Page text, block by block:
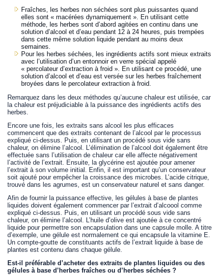
Fraîches, les herbes non séchées sont plus puissantes quand
elles sont « macérées dynamiquement ». En utilisant cette
méthode, les herbes sont d’abord agitées en continu dans une
solution d’alcool et d’eau pendant 12 à 24 heures, puis trempées
dans cette même solution liquide pendant au moins deux
semaines.
Pour les herbes séchées, les ingrédients actifs sont mieux extraits
avec l’utilisation d’un entonnoir en verre spécial appelé
« percolateur d’extraction à froid ». En utilisant ce procédé, une
solution d’alcool et d’eau est versée sur les herbes fraîchement
broyées dans le percolateur extraction à froid.
Remarquez dans les deux méthodes qu’aucune chaleur est utilisée, car
la chaleur est préjudiciable à la puissance des ingrédients actifs des
herbes.
Encore une fois, les extraits sans alcool les plus efficaces
commencent que des extraits contenant de l’alcool par le processus
expliqué ci-dessus. Puis, en utilisant un procédé sous vide sans
chaleur, on élimine l’alcool. L’élimination de l’alcool doit également être
effectuée sans l’utilisation de chaleur car elle affecte négativement
l’activité de l’extrait. Ensuite, la glycérine est ajoutée pour amener
l’extrait à son volume initial. Enfin, il est important qu’un conservateur
soit ajouté pour empêcher la croissance des microbes. L’acide citrique,
trouvé dans les agrumes, est un conservateur naturel et sans danger.
Afin de fournir la puissance effective, les gélules à base de plantes
liquides doivent également commencer par l’extrait d’alcoool comme
expliqué ci-dessus. Puis, en utilisant un procédé sous vide sans
chaleur, on élimine l’alcool. L’huile d’olive est ajoutée à ce concentré
liquide pour permettre son encapsulation dans une capsule molle. A titre
d’exemple, une gélule est normalement ce qui encapsule la vitamine E.
Un compte-goutte de constituants actifs de l’extrait liquide à base de
plantes est contenu dans chaque gélule.
Est-il préférable d’acheter des extraits de plantes liquides ou des
gélules à base d’herbes fraîches ou d’herbes séchées ?